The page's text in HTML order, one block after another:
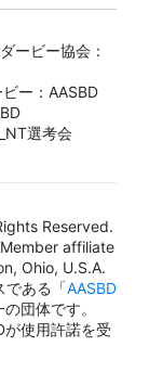
ービー協会：
ー：AASBD
選考会
Reserved.
affiliate
Ohio, U.S.A.
である「AASBD
団体です。
が使用許諾を受